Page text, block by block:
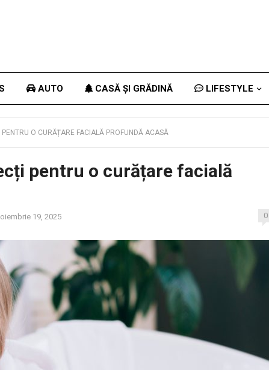
AUTO CASĂ ȘI GRĂDINĂ LIFESTYLE
O CURĂȚARE FACIALĂ PROFUNDĂ ACASĂ
pentru o curățare facială
19, 2025 0